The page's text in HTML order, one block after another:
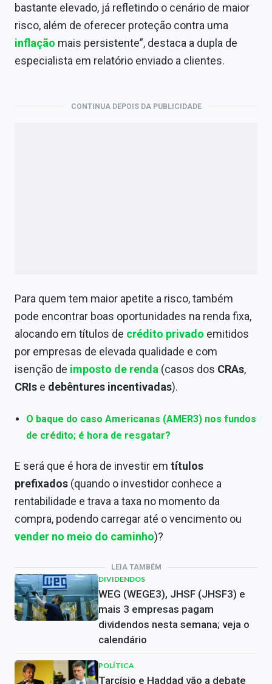
bastante elevado, já refletindo o cenário de maior
risco, além de oferecer proteção contra uma
inflação mais persistente”, destaca a dupla de
especialista em relatório enviado a clientes.
CONTINUA DEPOIS DA PUBLICIDADE
Para quem tem maior apetite a risco, também
pode encontrar boas oportunidades na renda fixa,
alocando em títulos de crédito privado emitidos
por empresas de elevada qualidade e com
isenção de imposto de renda (casos dos CRAs,
CRIs e debêntures incentivadas).
O baque do caso Americanas (AMER3) nos fundos
de crédito; é hora de resgatar?
E será que é hora de investir em títulos
prefixados (quando o investidor conhece a
rentabilidade e trava a taxa no momento da
compra, podendo carregar até o vencimento ou
vender no meio do caminho)?
LEIA TAMBÉM
DIVIDENDOS
WEG (WEGE3), JHSF (JHSF3) e
mais 3 empresas pagam
dividendos nesta semana; veja o
calendário
POLÍTICA
Tarcísio e Haddad vão a debate